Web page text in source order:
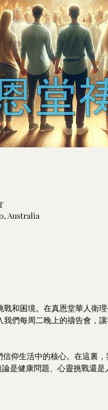
Australia
和困境。在真恩堂華人衛
們每周二晚上的禱告會，讓
仰生活中的核心。在這裏
是健康問題、心靈挑戰還